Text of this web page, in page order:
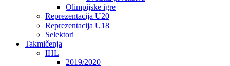
Olimpijske igre
Reprezentacija U20
Reprezentacija U18
Selektori
Takmičenja
IHL
2019/2020